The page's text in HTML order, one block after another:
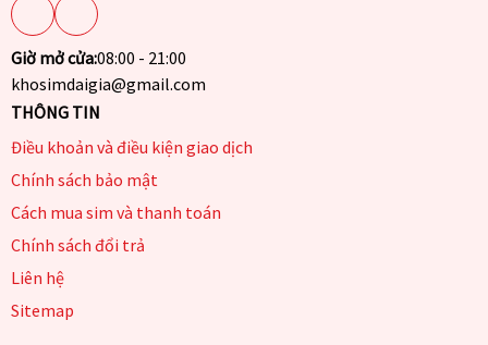
Giờ mở cửa:08:00 - 21:00
khosimdaigia@gmail.com
THÔNG TIN
Điều khoản và điều kiện giao dịch
Chính sách bảo mật
Cách mua sim và thanh toán
Chính sách đổi trả
Liên hệ
Sitemap